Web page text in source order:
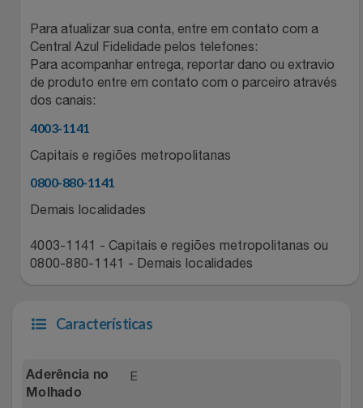
Relógios
Vestuário
Safe – Escola De Aviação
Stanley Pmi
Top Store
Tramontina
Três Corações
Weconnect
Para atualizar sua conta, entre em contato com a
Central Azul Fidelidade pelos telefones:
Para acompanhar entrega, reportar dano ou extravio
de produto entre em contato com o parceiro através
dos canais:
4003-1141
Capitais e regiões metropolitanas
0800-880-1141
Demais localidades
4003-1141 - Capitais e regiões metropolitanas ou
0800-880-1141 - Demais localidades
Características
Aderência no
Molhado
E